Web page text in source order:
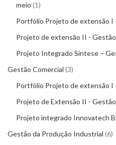
meio 1
Portfólio Projeto de extensão I
Projeto de extensão II -
Projeto Integrado Síntese –
Gestão Comercial 3
Portfólio Projeto de extensão I
Projeto de Extensão II -
Projeto integrado Innovatech
Gestão da Produção Industrial 6